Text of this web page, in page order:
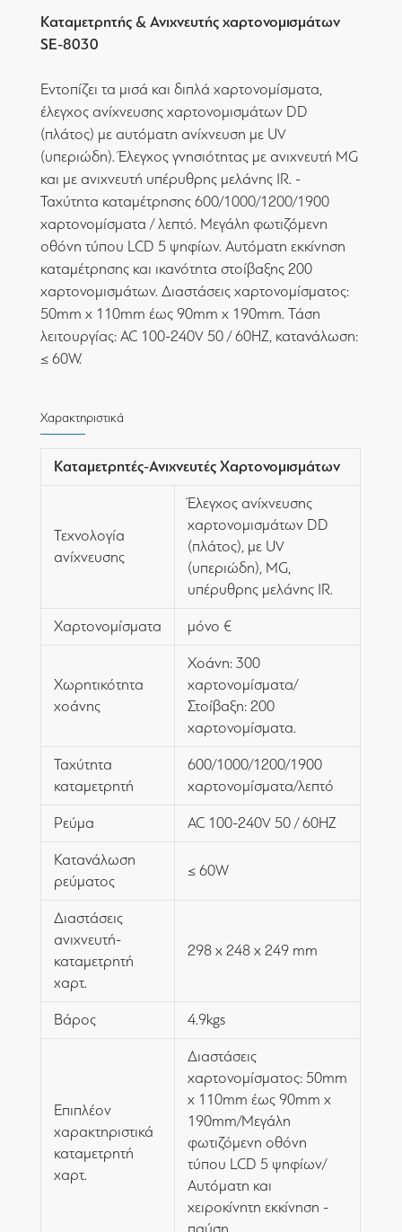
Καταμετρητής & Ανιχνευτής χαρτονομισμάτων
SE-8030
Εντοπίζει τα μισά και διπλά χαρτονομίσματα,
έλεγχος ανίχνευσης χαρτονομισμάτων DD
(πλάτος) με αυτόματη ανίχνευση με UV
(υπεριώδη). Έλεγχος γνησιότητας με ανιχνευτή MG
και με ανιχνευτή υπέρυθρης μελάνης IR. -
Ταχύτητα καταμέτρησης 600/1000/1200/1900
χαρτονομίσματα / λεπτό. Μεγάλη φωτιζόμενη
οθόνη τύπου LCD 5 ψηφίων. Αυτόματη εκκίνηση
καταμέτρησης και ικανότητα στοίβαξης 200
χαρτονομισμάτων. Διαστάσεις χαρτονομίσματος:
50mm x 110mm έως 90mm x 190mm. Τάση
λειτουργίας: AC 100-240V 50 / 60HZ, κατανάλωση:
≤ 60W.
Χαρακτηριστικά
Καταμετρητές-Ανιχνευτές Χαρτονομισμάτων
Τεχνολογία
ανίχνευσης
Έλεγχος ανίχνευσης
χαρτονομισμάτων DD
(πλάτος), με UV
(υπεριώδη), MG,
υπέρυθρης μελάνης IR.
Χαρτονομίσματα μόνο €
Χωρητικότητα
χοάνης
Χοάνη: 300
χαρτονομίσματα/
Στοίβαξη: 200
χαρτονομίσματα.
Ταχύτητα
καταμετρητή
600/1000/1200/1900
χαρτονομίσματα/λεπτό
Ρεύμα AC 100-240V 50 / 60HZ
Κατανάλωση
ρεύματος
≤ 60W
Διαστάσεις
ανιχνευτή-
καταμετρητή
χαρτ.
298 x 248 x 249 mm
Βάρος 4.9kgs
Επιπλέον
χαρακτηριστικά
καταμετρητή
χαρτ.
Διαστάσεις
χαρτονομίσματος: 50mm
x 110mm έως 90mm x
190mm/Μεγάλη
φωτιζόμενη οθόνη
τύπου LCD 5 ψηφίων/
Αυτόματη και
χειροκίνητη εκκίνηση -